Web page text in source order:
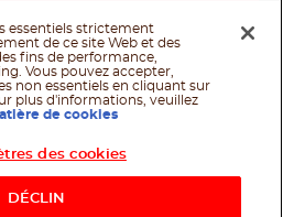
essentiels strictement
de ce site Web et des
fins de performance,
Vous pouvez accepter,
non essentiels en cliquant sur
plus d'informations, veuillez
de cookies
des cookies
DÉCLIN